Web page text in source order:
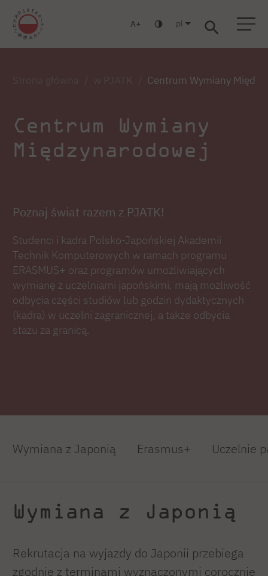
Warszawa Gdańsk Liceum Studia podyplomowe Studia MBA
A pl
Centrum Wymiany
Centrum Wymiany
Międzynarodowej
Poznaj świat razem z PJATK!
Studenci i kadra Polsko-Japońskiej Akademii
Technik Komputerowych w ramach programu
ERASMUS+ oraz programów umożliwiających
wymianę z uczelniami japońskimi, mają możliwość
odbycia części studiów lub godzin dydaktycznych
(kadra) w uczelni zagranicznej, a także odbycia
stażu za granicą.
Wymiana z Japonią Erasmus+ Uczelnie
Wymiana z Japonią
Rekrutacja na wyjazdy do Japonii przebiega
zgodnie z terminami wyznaczonymi corocznie